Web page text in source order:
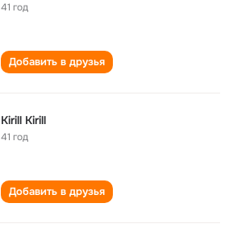
41 год
Добавить в друзья
Kirill Kirill
41 год
Добавить в друзья